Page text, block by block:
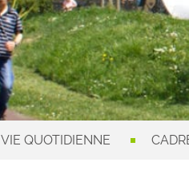
VIE QUOTIDIENNE